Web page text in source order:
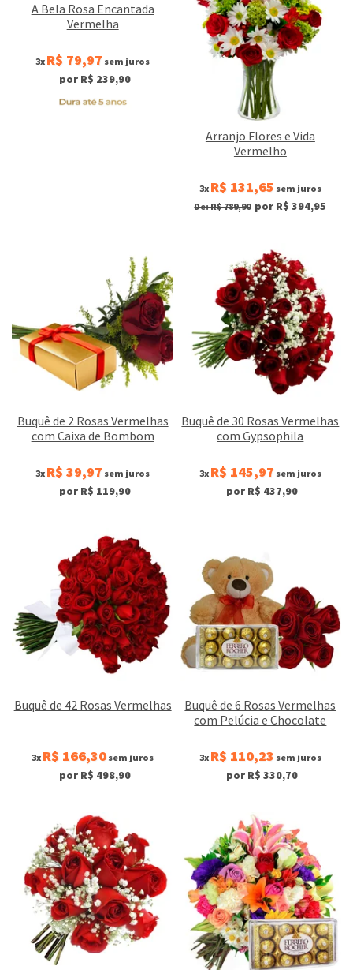
A Bela Rosa Encantada
Vermelha
3x R$ 79,97 sem juros
por R$ 239,90
Arranjo Flores e Vida
Vermelho
3x R$ 131,65 sem juros
De: R$ 789,90 por R$ 394,95
Buquê de 2 Rosas Vermelhas
com Caixa de Bombom
3x R$ 39,97 sem juros
por R$ 119,90
Buquê de 30 Rosas Vermelhas
com Gypsophila
3x R$ 145,97 sem juros
por R$ 437,90
Buquê de 42 Rosas Vermelhas
3x R$ 166,30 sem juros
por R$ 498,90
Buquê de 6 Rosas Vermelhas
com Pelúcia e Chocolate
3x R$ 110,23 sem juros
por R$ 330,70